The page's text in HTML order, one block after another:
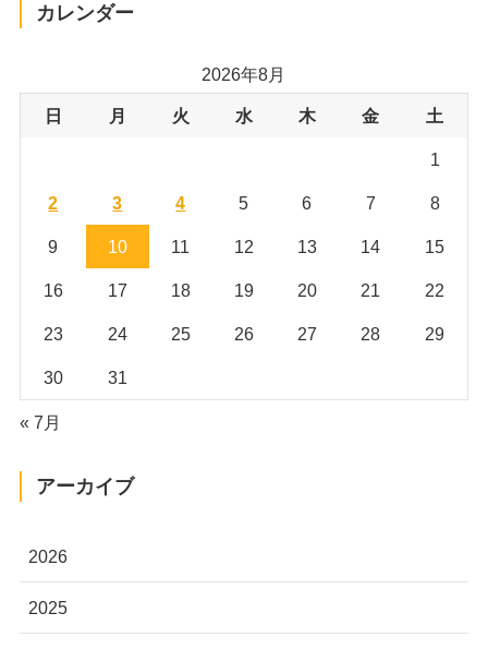
カレンダー
2026年8月
日 月 火 水 木 金 土
1
2 3 4 5 6 7 8
9 10 11 12 13 14 15
16 17 18 19 20 21 22
23 24 25 26 27 28 29
30 31
« 7月
アーカイブ
2026
2025